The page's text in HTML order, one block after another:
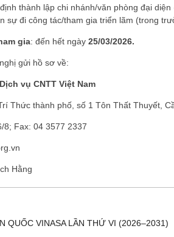
thành lập chi nhánh/văn phòng đại diện
sự đi công tác/tham gia triển lãm (trong
gia: đến hết ngày 25/03/2026.
gửi hồ sơ về:
vụ CNTT Việt Nam
Thức thành phố, số 1 Tôn Thất Thuyết,
8; Fax: 04 3577 2337
Hằng
QUỐC VINASA LẦN THỨ VI (2026–2031)